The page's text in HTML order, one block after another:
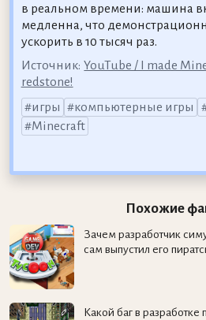
в реальном времени: машина
медленна, что
ускорить в 10 тысяч раз.
Источник: YouTube / I made
redstone!
игры
компьютерные игры
Minecraft
Похожие
Зачем разработчик
сам выпустил его
Какой баг в